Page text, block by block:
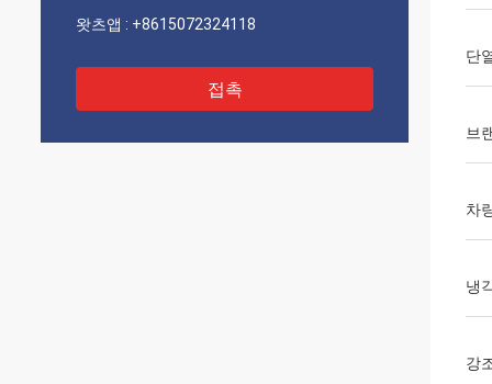
왓츠앱 : +8615072324118
접촉
단
브
차
냉
강